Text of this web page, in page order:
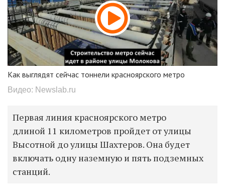
Как выглядят сейчас тоннели красноярского метро
Видео: Newslab.ru
Первая линия красноярского метро
длиной 11 километров пройдет от улицы
Высотной до улицы Шахтеров. Она будет
включать одну наземную и пять подземных
станций.